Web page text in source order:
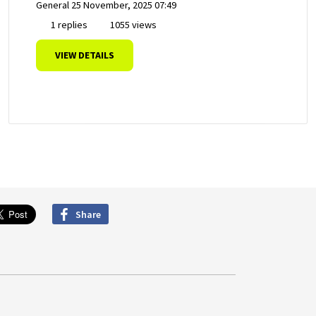
General 25 November, 2025 07:49
1 replies
1055 views
VIEW DETAILS
Share